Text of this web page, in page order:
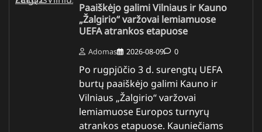
Paaiškėjo galimi Vilniaus ir Kauno
„Žalgirio“ varžovai lemiamuose
UEFA atrankos etapuose
Adomas 2026-08-09 0
Po rugpjūčio 3 d. surengtų UEFA
burtų paaiškėjo galimi Kauno ir
Vilniaus „Žalgirio“ varžovai
lemiamuose Europos turnyrų
atrankos etapuose. Kauniečiams